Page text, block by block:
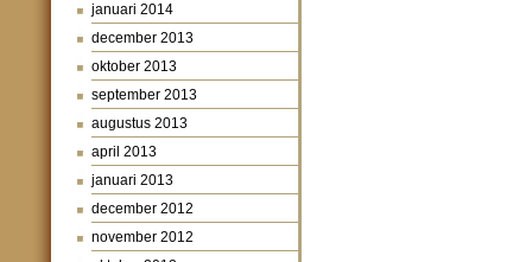
januari 2014
december 2013
oktober 2013
september 2013
augustus 2013
april 2013
januari 2013
december 2012
november 2012